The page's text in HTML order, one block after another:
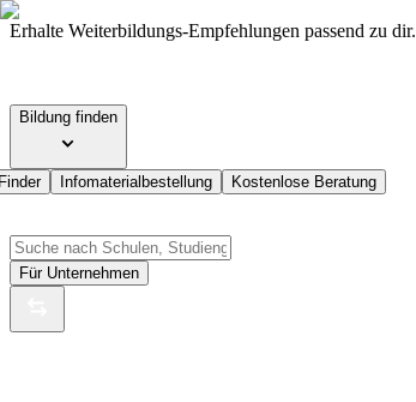
Erhalte Weiterbildungs-Empfehlungen passend zu dir.
Bildung finden
Infomaterialbestellung Kostenlose Beratung
Für Unternehmen